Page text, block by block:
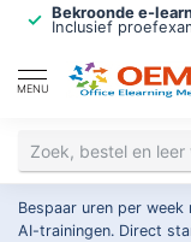
Bekroonde e-
Inclusief
MENU
Bespaar uren per
AI-trainingen. Direct